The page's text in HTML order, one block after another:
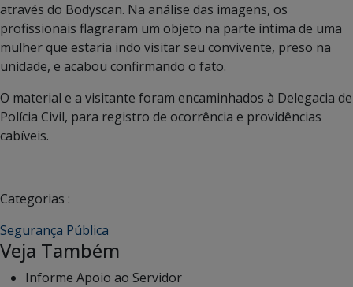
através do Bodyscan. Na análise das imagens, os
profissionais flagraram um objeto na parte íntima de uma
mulher que estaria indo visitar seu convivente, preso na
unidade, e acabou confirmando o fato.
O material e a visitante foram encaminhados à Delegacia de
Polícia Civil, para registro de ocorrência e providências
cabíveis.
Categorias :
Segurança Pública
Veja Também
Informe Apoio ao Servidor